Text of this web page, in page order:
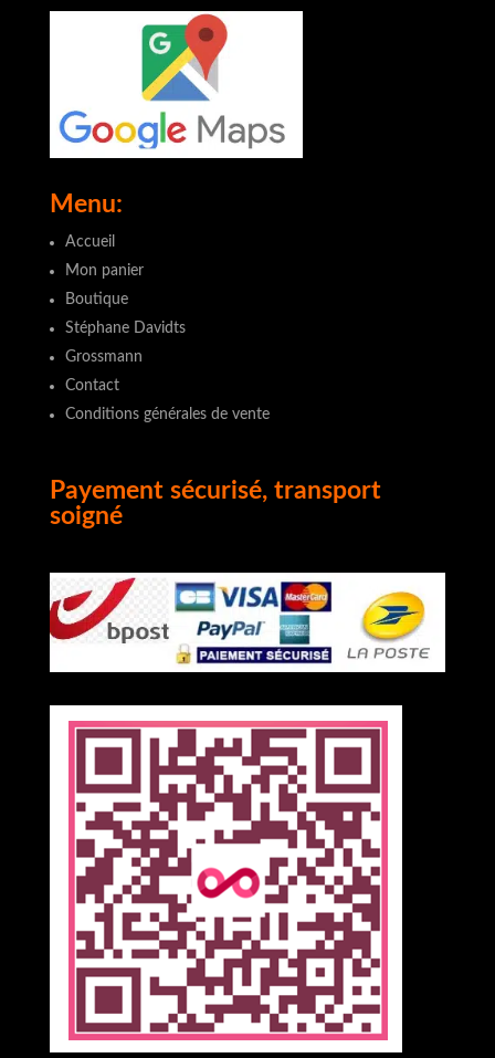
Menu:
Accueil
Mon panier
Boutique
Stéphane Davidts
Grossmann
Contact
Conditions générales de vente
Payement sécurisé, transport
soigné